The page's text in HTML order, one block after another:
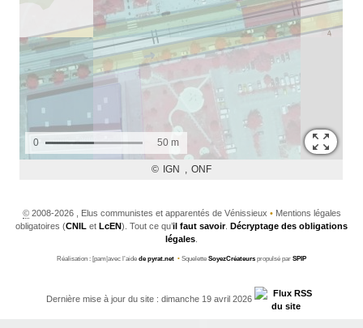
©2008-2026 , Elus communistes et apparentés de Vénissieux •Mentions légales
obligatoires (CNIL et LcEN). Tout ce qu’il faut savoir. Décryptage des obligations
légales
Réalisation : [pam|avec l’aide de pyrat.net • Squelette SoyezCréateurs propulsé par SPIP
Dernière mise à jour du site : dimanche 19 avril 2026